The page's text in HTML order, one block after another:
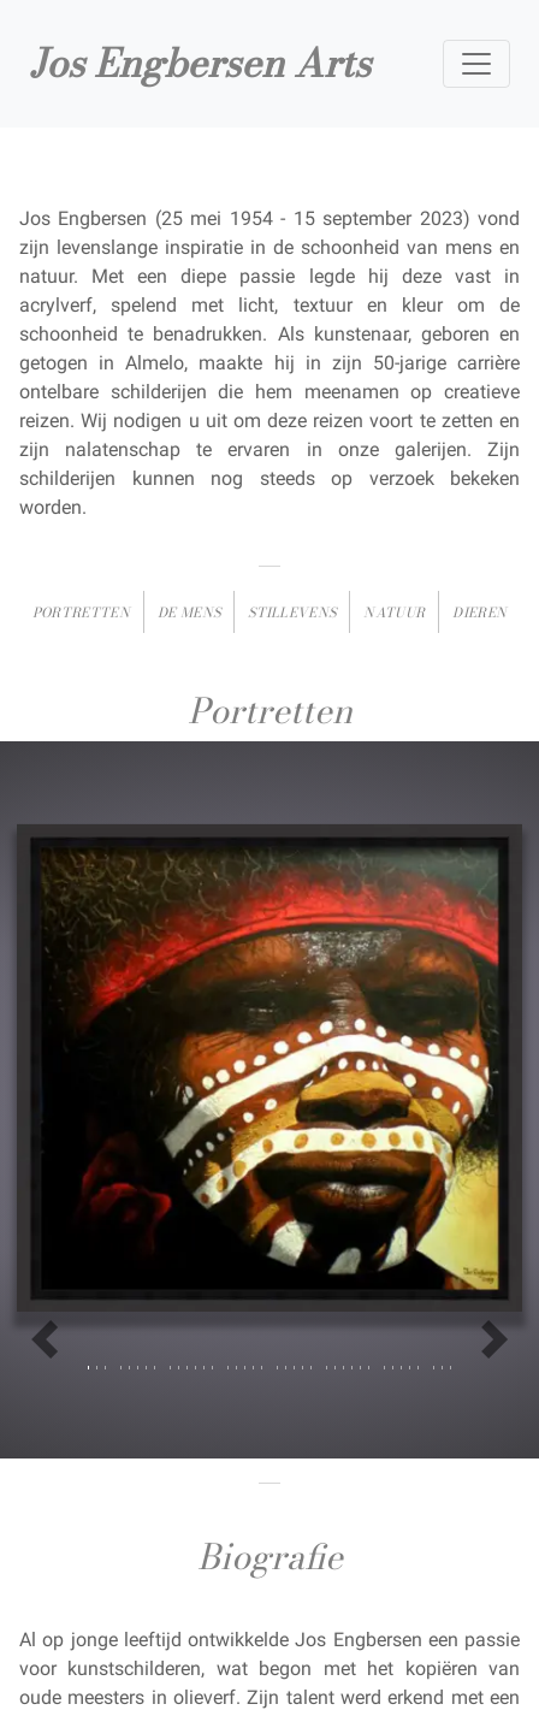
Jos Engbersen Arts
Jos Engbersen (25 mei 1954 - 15 september 2023) vond
zijn levenslange inspiratie in de schoonheid van mens en
natuur. Met een diepe passie legde hij deze vast in
acrylverf, spelend met licht, textuur en kleur om de
schoonheid te benadrukken. Als kunstenaar, geboren en
getogen in Almelo, maakte hij in zijn 50-jarige carrière
ontelbare schilderijen die hem meenamen op creatieve
reizen. Wij nodigen u uit om deze reizen voort te zetten en
zijn nalatenschap te ervaren in onze galerijen. Zijn
schilderijen kunnen nog steeds op verzoek bekeken
worden.
PORTRETTEN DE MENS STILLEVENS NATUUR DIEREN
Portretten
Biografie
Al op jonge leeftijd ontwikkelde Jos Engbersen een passie
voor kunstschilderen, wat begon met het kopiëren van
oude meesters in olieverf. Zijn talent werd erkend met een